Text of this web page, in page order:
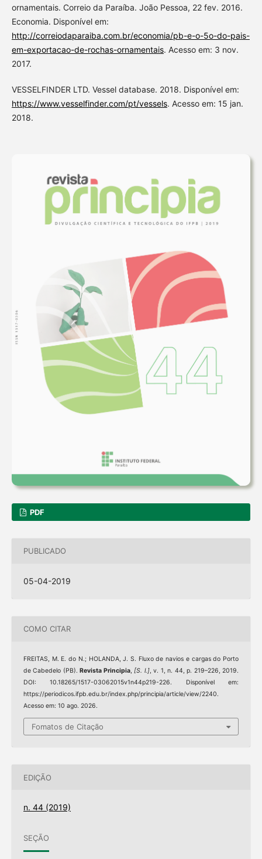
ornamentais. Correio da Paraíba. João Pessoa, 22 fev. 2016.
Economia. Disponível em:
http://correiodaparaiba.com.br/economia/pb-e-o-5o-do-pais-
em-exportacao-de-rochas-ornamentais. Acesso em: 3 nov.
2017.
VESSELFINDER LTD. Vessel database. 2018. Disponível em:
https://www.vesselfinder.com/pt/vessels. Acesso em: 15 jan.
2018.
PDF
PUBLICADO
05-04-2019
COMO CITAR
FREITAS, M. E. do N.; HOLANDA, J. S. Fluxo de navios e cargas do Porto
de Cabedelo (PB).Revista Principia, [S. l.], v. 1, n. 44, p. 219–226, 2019.
DOI: 10.18265/1517-03062015v1n44p219-226. Disponível em:
https://periodicos.ifpb.edu.br/index.php/principia/article/view/2240.
Acesso em: 10 ago. 2026.
Fomatos de Citação
EDIÇÃO
n. 44 (2019)
SEÇÃO